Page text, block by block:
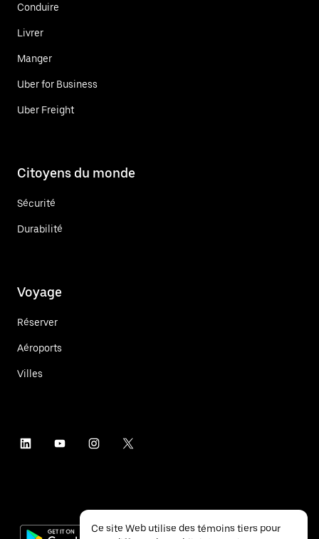
Conduire
Livrer
Manger
Uber for Business
Uber Freight
Citoyens du monde
Sécurité
Durabilité
Voyage
Réserver
Aéroports
Villes
Ce site Web utilise des témoins tiers pour